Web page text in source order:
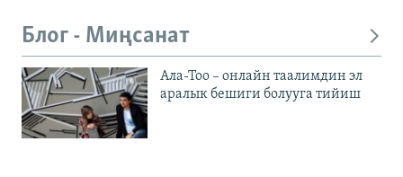
Блог - Миңсанат
Ала-Тоо – онлайн таалимдин эл
аралык бешиги болууга тийиш